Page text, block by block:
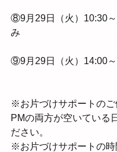
⑧9月29日（火）10:30
み
⑨9月29日（火）14:00
※お片づけサポートのご
PMの両方が空いている
ださい。
※お片づけサポートの時